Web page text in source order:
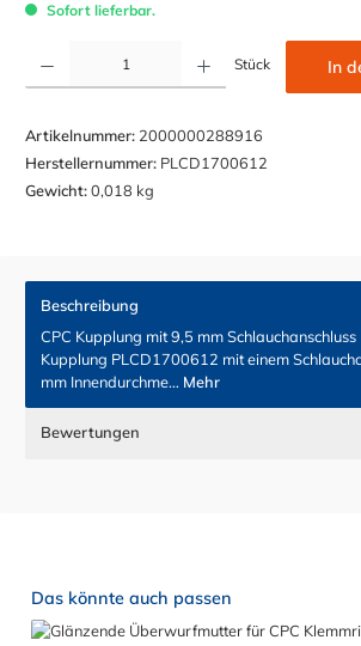
Sofort lieferbar.
Produkt Anzahl: Gib den gewünschten Wert ein oder
Stück In
Artikelnummer: 2000000288916
Herstellernummer: PLCD1700612
Gewicht:0,018 kg
Beschreibung
CPC Kupplung mit 9,5 mm Schlauchanschluss
Kupplung PLCD1700612 mit einem
mm Innendurchme… Mehr
Bewertungen
Produktgalerie überspringen
Das könnte auch passen